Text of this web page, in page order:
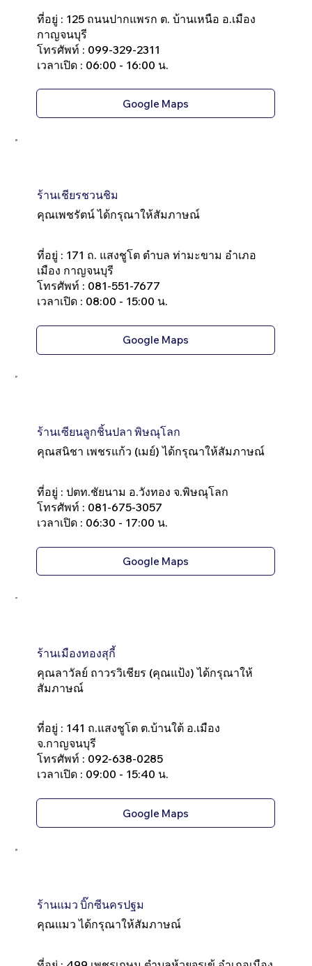
ที่อยู่ : 125 ถนนปากแพรก ต. บ้านเหนือ อ.เมือง
กาญจนบุรี
โทรศัพท์ : 099-329-2311
เวลาเปิด : 06:00 - 16:00 น.
Google Maps
ร้านเชียรชวนชิม
คุณเพชรัตน์ ได้กรุณาให้สัมภาษณ์
ที่อยู่ : 171 ถ. แสงชูโต ตำบล ท่ามะขาม อำเภอ
เมือง กาญจนบุรี
โทรศัพท์ : 081-551-7677
เวลาเปิด : 08:00 - 15:00 น.
Google Maps
ร้านเซียนลูกชิ้นปลา พิษณุโลก
คุณสนิชา เพชรแก้ว (เมย์) ได้กรุณาให้สัมภาษณ์
ที่อยู่ : ปตท.ชัยนาม อ.วังทอง จ.พิษณุโลก
โทรศัพท์ : 081-675-3057
เวลาเปิด : 06:30 - 17:00 น.
Google Maps
ร้านเมืองทองสุกี้
คุณลาวัลย์ ถาวรวิเชียร (คุณแป้ง) ได้กรุณาให้
สัมภาษณ์
ที่อยู่ : 141 ถ.แสงชูโต ต.บ้านใต้ อ.เมือง
จ.กาญจนบุรี
โทรศัพท์ : 092-638-0285
เวลาเปิด : 09:00 - 15:40 น.
Google Maps
ร้านแมว บิ๊กซีนครปฐม
คุณแมว ได้กรุณาให้สัมภาษณ์